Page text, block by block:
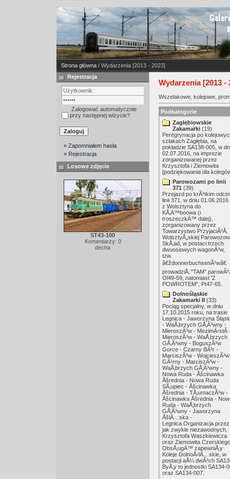
Strona główna / Wydarzenia [2013 - 2023]
Rejestracja
Zalogować automatycznie
przy następnej wizycie?
» Zapomniałem hasła
» Rejestracja
Losowe zdjęcie
ST43-100
Komentarzy: 0
decha
Wydarzenia [2013 -
Wszelakowe, kolejowe,
Podkategorie
Zagłębiowskie
Zakamarki (19)
Peregrynacja po
szlakach Zagłębia, na
pokładzie SA138-005, w
02.07.2016, na imprezie
zorganizowanej przez
Krzysztofa i Ziemowita
[podziękowania dla
Parowozami po linii
371 (39)
Przejazd po krÃ³tkim
linii 371, w dniu 01.06.2016
z Wolsztyna do
KÅ‚Ä™boowa (i
troszeczkÄ™ dalej),
zorganizowany przez
Towarzystwo PrzyjaciÃ³Å‚
WolsztyÅ„skiej
SkÅ‚ad, w postaci trzech
dwuosiowych wagonÃ³w,
tzw.
â€ždonnerbuchsenÃ³wâ€
prowadziÅ‚ "TAM"
Ol49-59, natomiast 'Z
POWROTEM", Pt47-65.
Dolnośląskie
Zakamarki II (33)
Pociąg specjalny, w dniu
17.10.2015 roku, na trasie
Legnica - Jaworzyna
- WaÅ‚brzych GÅ‚Ã³wny -
MieroszÃ³w - MezimÄ›stÃ­
MieroszÃ³w - WaÅ‚brzych
GÅ‚Ã³wny - BoguszÃ³w
Gorce - Czarny BÃ³r -
MarciszÃ³w - WojcieszÃ³w
GÃ³rny - MarciszÃ³w -
WaÅ‚brzych GÅ‚Ã³wny -
Nowa Ruda - Åšcinawka
Åšrednia - Nowa Ruda
SÅ‚upiec - Åšcinawka
Åšrednia - TÅ‚umaczÃ³w -
Åšcinawka Åšrednia -
Ruda - WaÅ‚brzych
GÅ‚Ã³wny - Jaworzyna
ÅšlÄ…ska -
Legnica.Organizacja
jak zwykle niezawodnych,
Krzysztofa Waszkiewicza
oraz Ziemowita
ObsÅ‚ugÄ™ zapewniÅ‚y
Koleje DolnoÅ›lÄ…skie, w
postacji aÅ¼ dwÃ³ch
ByÅ‚y to jednostki SA134-
oraz SA134-007.